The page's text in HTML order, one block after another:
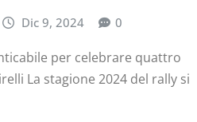
Dic 9, 2024 0
per celebrare quattro
La stagione 2024 del rally si